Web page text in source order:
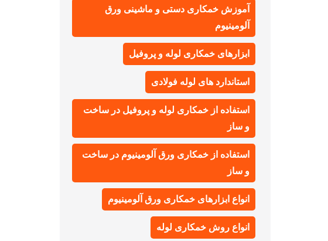
آموزش خمکاری دستی و ماشینی ورق
آلومینیوم
ابزارهای خمکاری لوله و پروفیل
استاندارد های لوله فولادی
استفاده از خمکاری لوله و پروفیل در ساخت
و ساز
استفاده از خمکاری ورق آلومینیوم در ساخت
و ساز
انواع ابزارهای خمکاری ورق آلومینیوم
انواع روش خمکاری لوله